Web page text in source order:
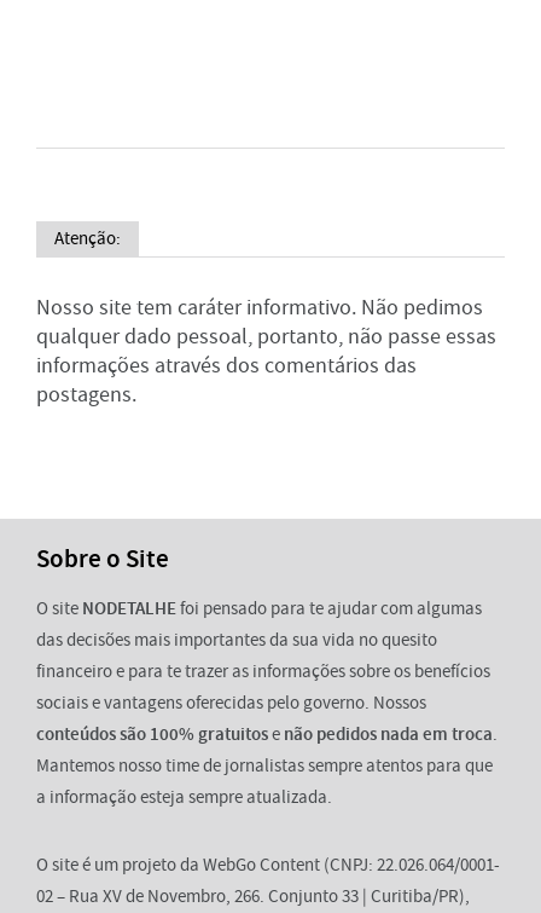
Atenção:
Nosso site tem caráter informativo. Não pedimos
qualquer dado pessoal, portanto, não passe essas
informações através dos comentários das
postagens.
Sobre o Site
O site NODETALHEfoi pensado para te ajudar com algumas
das decisões mais importantes da sua vida no quesito
financeiro e para te trazer as informações sobre os benefícios
sociais e vantagens oferecidas pelo governo. Nossos
conteúdos são 100% gratuitose não pedidos nada em troca.
Mantemos nosso time de jornalistas sempre atentos para que
a informação esteja sempre atualizada.
O site é um projeto da WebGo Content (CNPJ: 22.026.064/0001-
02 – Rua XV de Novembro, 266. Conjunto 33 | Curitiba/PR),